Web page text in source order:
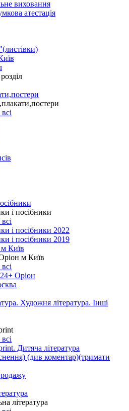
виховання
атестація
і посібники
і посібники 2022
і посібники 2019
Київ
м Київ
Оріон
Художня література. Інші
Дитяча література
(див коментар)(тримати
література